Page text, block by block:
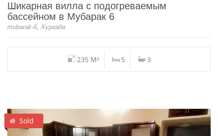
Шикарная вилла с подогреваемым
бассейном в Мубарак 6
mubarak-6, Хургада
235 M² 5 3
Sold